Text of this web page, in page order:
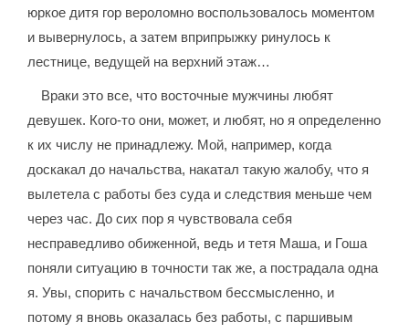
юркое дитя гор вероломно воспользовалось моментом
и вывернулось, а затем вприпрыжку ринулось к
лестнице, ведущей на верхний этаж…
Враки это все, что восточные мужчины любят
девушек. Кого-то они, может, и любят, но я определенно
к их числу не принадлежу. Мой, например, когда
доскакал до начальства, накатал такую жалобу, что я
вылетела с работы без суда и следствия меньше чем
через час. До сих пор я чувствовала себя
несправедливо обиженной, ведь и тетя Маша, и Гоша
поняли ситуацию в точности так же, а пострадала одна
я. Увы, спорить с начальством бессмысленно, и
потому я вновь оказалась без работы, с паршивым